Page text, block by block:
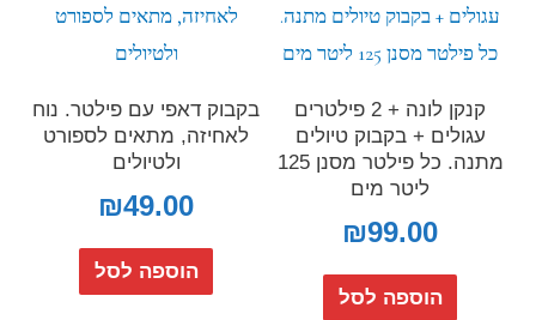
קנקן לונה + 2 פילטרים
עגולים + בקבוק טיולים
מתנה. כל פילטר מסנן 125
ליטר מים
₪99.00
הוספה לסל
בקבוק דאפי עם פילטר. נוח
לאחיזה, מתאים לספורט
ולטיולים
₪49.00
הוספה לסל